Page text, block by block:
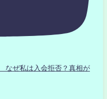
ぜ私は入会拒否？真相が